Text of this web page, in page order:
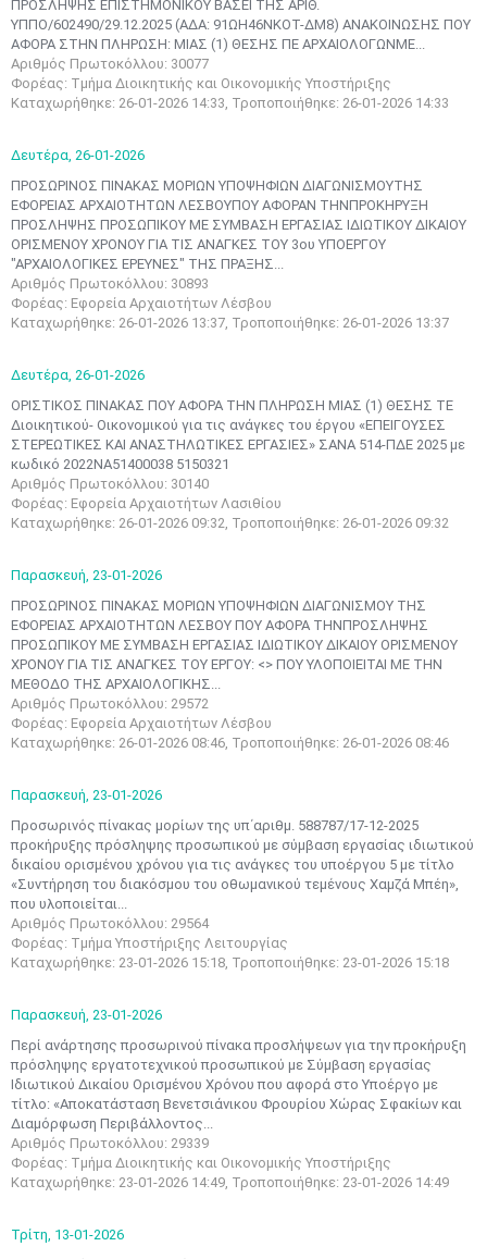
ΠΡΟΣΛΗΨΗΣ ΕΠΙΣΤΗΜΟΝΙΚΟΥ ΒΑΣΕΙ ΤΗΣ ΑΡΙΘ.
ΥΠΠΟ/602490/29.12.2025 (ΑΔΑ: 91ΩΗ46ΝΚΟΤ-ΔΜ8) ΑΝΑΚΟΙΝΩΣΗΣ ΠΟΥ
ΑΦΟΡΑ ΣΤΗΝ ΠΛΗΡΩΣΗ: ΜΙΑΣ (1) ΘΕΣΗΣ ΠΕ ΑΡΧΑΙΟΛΟΓΩΝΜΕ...
Αριθμός Πρωτοκόλλου: 30077
Φορέας: Τμήμα Διοικητικής και Οικονομικής Υποστήριξης
Καταχωρήθηκε: 26-01-2026 14:33, Τροποποιήθηκε: 26-01-2026 14:33
Δευτέρα, 26-01-2026
ΠΡΟΣΩΡΙΝΟΣ ΠΙΝΑΚΑΣ ΜΟΡΙΩΝ ΥΠΟΨΗΦΙΩΝ ΔΙΑΓΩΝΙΣΜΟΥΤΗΣ
ΕΦΟΡΕΙΑΣ ΑΡΧΑΙΟΤΗΤΩΝ ΛΕΣΒΟΥΠΟΥ ΑΦΟΡΑΝ ΤΗΝΠΡΟΚΗΡΥΞΗ
ΠΡΟΣΛΗΨΗΣ ΠΡΟΣΩΠΙΚΟΥ ΜΕ ΣΥΜΒΑΣΗ ΕΡΓΑΣΙΑΣ ΙΔΙΩΤΙΚΟΥ ΔΙΚΑΙΟΥ
ΟΡΙΣΜΕΝΟΥ ΧΡΟΝΟΥ ΓΙΑ ΤΙΣ ΑΝΑΓΚΕΣ ΤΟΥ 3ου ΥΠΟΕΡΓΟΥ
"ΑΡΧΑΙΟΛΟΓΙΚΕΣ ΕΡΕΥΝΕΣ" ΤΗΣ ΠΡΑΞΗΣ...
Αριθμός Πρωτοκόλλου: 30893
Φορέας: Εφορεία Αρχαιοτήτων Λέσβου
Καταχωρήθηκε: 26-01-2026 13:37, Τροποποιήθηκε: 26-01-2026 13:37
Δευτέρα, 26-01-2026
ΟΡΙΣΤΙΚΟΣ ΠΙΝΑΚΑΣ ΠΟΥ ΑΦΟΡΑ ΤΗΝ ΠΛΗΡΩΣΗ ΜΙΑΣ (1) ΘΕΣΗΣ ΤΕ
Διοικητικού- Οικονομικού για τις ανάγκες του έργου «ΕΠΕΙΓΟΥΣΕΣ
ΣΤΕΡΕΩΤΙΚΕΣ ΚΑΙ ΑΝΑΣΤΗΛΩΤΙΚΕΣ ΕΡΓΑΣΙΕΣ» ΣΑΝΑ 514-ΠΔΕ 2025 με
κωδικό 2022ΝΑ51400038 5150321
Αριθμός Πρωτοκόλλου: 30140
Φορέας: Εφορεία Αρχαιοτήτων Λασιθίου
Καταχωρήθηκε: 26-01-2026 09:32, Τροποποιήθηκε: 26-01-2026 09:32
Παρασκευή, 23-01-2026
ΠΡΟΣΩΡΙΝΟΣ ΠΙΝΑΚΑΣ ΜΟΡΙΩΝ ΥΠΟΨΗΦΙΩΝ ΔΙΑΓΩΝΙΣΜΟΥ ΤΗΣ
ΕΦΟΡΕΙΑΣ ΑΡΧΑΙΟΤΗΤΩΝ ΛΕΣΒΟΥ ΠΟΥ ΑΦΟΡΑ ΤΗΝΠΡΟΣΛΗΨΗΣ
ΠΡΟΣΩΠΙΚΟΥ ΜΕ ΣΥΜΒΑΣΗ ΕΡΓΑΣΙΑΣ ΙΔΙΩΤΙΚΟΥ ΔΙΚΑΙΟΥ ΟΡΙΣΜΕΝΟΥ
ΧΡΟΝΟΥ ΓΙΑ ΤΙΣ ΑΝΑΓΚΕΣ ΤΟΥ ΕΡΓΟΥ: <> ΠΟΥ ΥΛΟΠΟΙΕΙΤΑΙ ΜΕ ΤΗΝ
ΜΕΘΟΔΟ ΤΗΣ ΑΡΧΑΙΟΛΟΓΙΚΗΣ...
Αριθμός Πρωτοκόλλου: 29572
Φορέας: Εφορεία Αρχαιοτήτων Λέσβου
Καταχωρήθηκε: 26-01-2026 08:46, Τροποποιήθηκε: 26-01-2026 08:46
Παρασκευή, 23-01-2026
Προσωρινός πίνακας μορίων της υπ΄αριθμ. 588787/17-12-2025
προκήρυξης πρόσληψης προσωπικού με σύμβαση εργασίας ιδιωτικού
δικαίου ορισμένου χρόνου για τις ανάγκες του υποέργου 5 με τίτλο
«Συντήρηση του διακόσμου του οθωμανικού τεμένους Χαμζά Μπέη»,
που υλοποιείται...
Αριθμός Πρωτοκόλλου: 29564
Φορέας: Τμήμα Υποστήριξης Λειτουργίας
Καταχωρήθηκε: 23-01-2026 15:18, Τροποποιήθηκε: 23-01-2026 15:18
Παρασκευή, 23-01-2026
Περί ανάρτησης προσωρινού πίνακα προσλήψεων για την προκήρυξη
πρόσληψης εργατοτεχνικού προσωπικού με Σύμβαση εργασίας
Ιδιωτικού Δικαίου Ορισμένου Χρόνου που αφορά στο Υποέργο με
τίτλο: «Αποκατάσταση Βενετσιάνικου Φρουρίου Χώρας Σφακίων και
Διαμόρφωση Περιβάλλοντος...
Αριθμός Πρωτοκόλλου: 29339
Φορέας: Τμήμα Διοικητικής και Οικονομικής Υποστήριξης
Καταχωρήθηκε: 23-01-2026 14:49, Τροποποιήθηκε: 23-01-2026 14:49
Τρίτη, 13-01-2026